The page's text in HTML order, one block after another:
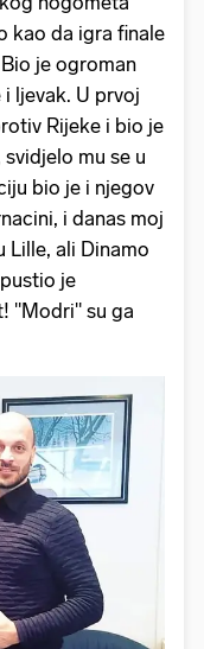
kao da igra finale
je ogroman
ljevak. U prvoj
Rijeke i bio je
mu se u
bio je i njegov
i danas moj
Lille, ali Dinamo
je
"Modri" su ga